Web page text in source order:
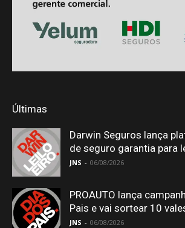
Últimas
Darwin Seguros lança
de seguro garantia para
JNS - 06/08/2026
PROAUTO lança
Pais e vai sortear 10
JNS - 06/08/2026